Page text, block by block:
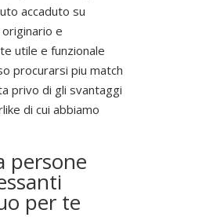
accaduto su
e
utile e funzionale
procurarsi piu match
privo di gli svantaggi
di cui abbiamo
persone
per te